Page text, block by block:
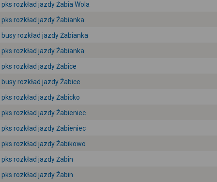
pks rozkład jazdy Żabia Wola
pks rozkład jazdy Żabianka
busy rozkład jazdy Żabianka
pks rozkład jazdy Żabianka
pks rozkład jazdy Żabice
busy rozkład jazdy Żabice
pks rozkład jazdy Żabicko
pks rozkład jazdy Żabieniec
pks rozkład jazdy Żabieniec
pks rozkład jazdy Żabikowo
pks rozkład jazdy Żabin
pks rozkład jazdy Żabin